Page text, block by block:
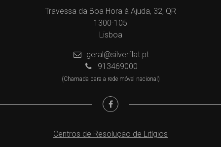
Travessa da Boa Hora à Ajuda, 32, QR
1300-105
Lisboa
geral@silverflat.pt
913469000
(Chamada para a rede móvel nacional)
Centros de Resolução de Litígios